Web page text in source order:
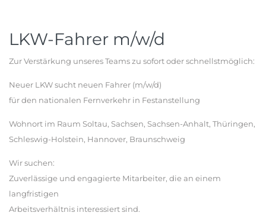
LKW-Fahrer m/w/d
Zur Verstärkung unseres Teams zu sofort oder schnellstmöglich:
Neuer LKW sucht neuen Fahrer (m/w/d)
für den nationalen Fernverkehr in Festanstellung
Wohnort im Raum Soltau, Sachsen, Sachsen-Anhalt, Thüringen,
Schleswig-Holstein, Hannover, Braunschweig
Wir suchen:
Zuverlässige und engagierte Mitarbeiter, die an einem
langfristigen
Arbeitsverhältnis interessiert sind.